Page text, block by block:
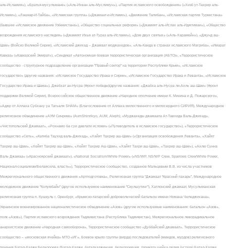
аль-Исламия»), «Братья-мусульмане» («Аль-Ихван аль-Муслимун»), «Партия исламского освобождения» («Хизб ут-Тахрир аль-
Ислами»), «Лашкар-И-Тайба», «Исламская группа» («Джамаат-и-Ислами»), «Движение Талибан», «Исламская партия Туркестана»
(бывшее «Исламское движение Узбекистана»), «Общество социальных реформ» («Джамият аль-Ислах аль-Иджтимаи»), «Общество
возрождения исламского наследия» («Джамият Ихья ат-Тураз аль-Ислами»), «Дом двух святых» («Аль-Харамейн»), «Джунд аш-
Шам» (Войско Великой Сирии), «Исламский джихад – Джамаат моджахедов», «Аль-Каида в странах исламского Магриба», «Имарат
Кавказ» («Кавказский Эмират»), «Синдикат «Автономная боевая террористическая организация (АБТО)», «Террористическое
сообщество - структурное подразделение организации "Правый сектор" на территории Республики Крым», «Исламское
государство» (другие названия: «Исламское Государство Ирака и Сирии», «Исламское Государство Ирака и Леванта», «Исламское
Государство Ирака и Шама»), Джебхат ан-Нусра (Фронт победы)(другие названия: «Джабха аль-Нусра ли-Ахль аш-Шам» (Фронт
поддержки Великой Сирии), Всероссийское общественное движение «Народное ополчение имени К. Минина и Д. Пожарского»,
«Аджр от Аллаха Субхану уа Тагьаля SHAM» (Благословение от Аллаха милоственного и милосердного СИРИЯ), Международное
религиозное объединение «АУМ Синрике» (AumShinrikyo, AUM, Aleph), «Муджахеды джамаата Ат-Тавхида Валь-Джихад»,
«Чистопольский Джамаат», «Рохнамо ба суи давлати исломи» («Путеводитель в исламское государство»), «Террористическое
сообщество «Сеть», «Катиба Таухид валь-Джихад», «Хайят Тахрир аш-Шам» («Организация освобождения Леванта», «Хайят
Тахрир аш-Шам», «Хейят Тахрир аш-Шам», «Хейят Тахрир Аш-Шам», «Хайят Тахри аш-Шам», «Тахрир аш-Шам»), «Ахлю Сунна
Валь Джамаа» («Красноярский джамаат»), «National Socialism/White Power» («NS/WP, NS/WP Crew, Sparrows Crew/White Power,
Национал-социализм/Белаясила, власть»), Террористическое сообщество, созданное Мальцевым В.В. из числа участников
Межрегионального общественного движения «Артподготовка», Религиозная группа “Джамаат “Красный пахарь”, Международное
молодежное движение "Колумбайн" (другое используемое наименование "Скулшутинг"), Хатлонский джамаат, Мусульманская
религиозная группа п. Кушкуль г. Оренбург, «Крымско-татарский добровольческий батальон имени Номана Челеджихана»,
Украинское военизированное националистическое объединение «Азов» (другие используемые наименования: батальон «Азов»,
полк «Азов»), Партия исламского возрождения Таджикистана (Республика Таджикистан), Межрегиональное леворадикальное
анархистское движение «Народная самооборона», Террористическое сообщество «Дуббайский джамаат», Террористическое
сообщество – «московская ячейка» МТО «ИГ», Боевое крыло группы (вирда) последователей (мюидов, мурдов) религиозного
течения Батал-Хаджи Белхороева (Батал-Хаджи, баталхаджинцев, белхороевцев, тариката шейха овлия (устаза) Батал-Хаджи